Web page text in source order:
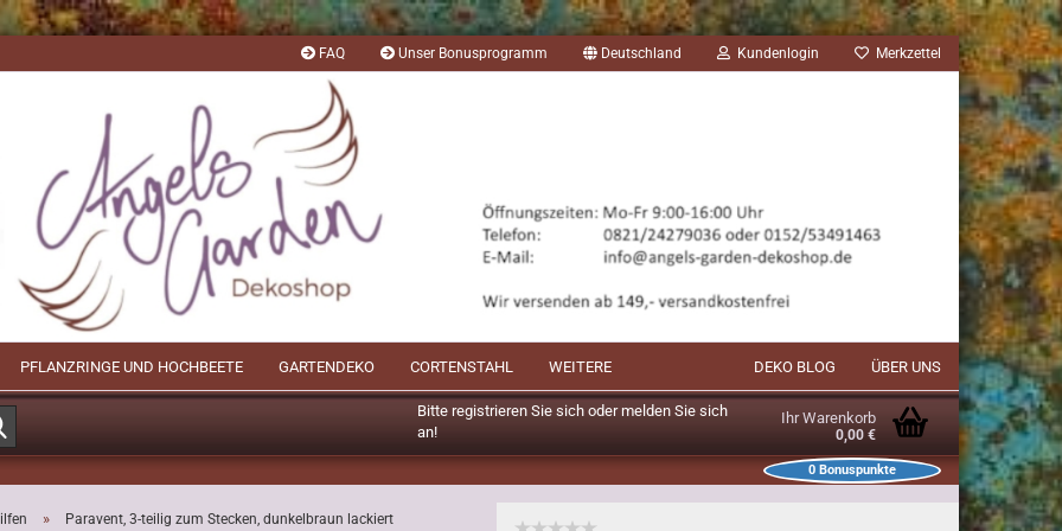
FAQ Unser Bonusprogramm Deutschland Kundenlogin Merkzettel
Bitte registrieren Sie sich oder melden Sie sich
an!
Ihr Warenkorb
0,00 €
0 Bonuspunkte
PFLANZRINGE UND HOCHBEETE GARTENDEKO CORTENSTAHL DEKO BLOG ÜBER UNS
WEITERE
» Paravent, 3-teilig zum Stecken, dunkelbraun lackiert